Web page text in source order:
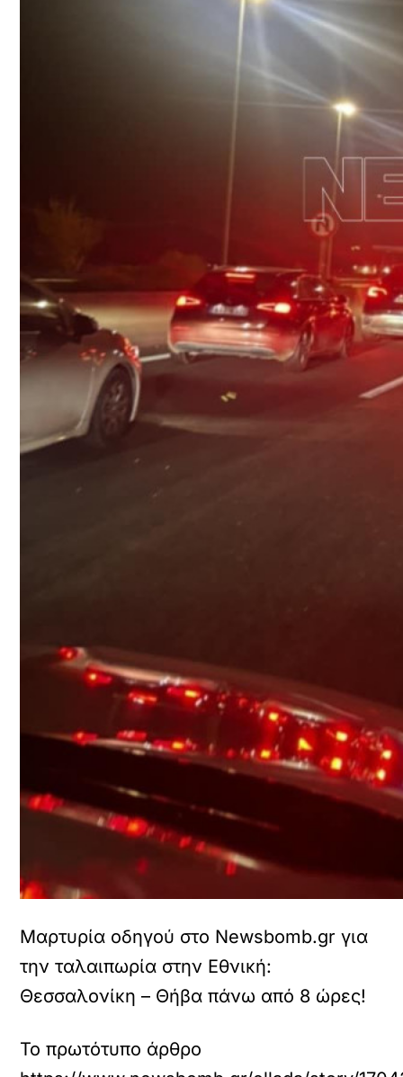
Μαρτυρία οδηγού στο Newsbomb.gr για
την ταλαιπωρία στην Εθνική:
Θεσσαλονίκη – Θήβα πάνω από 8 ώρες!
Το πρωτότυπο άρθρο